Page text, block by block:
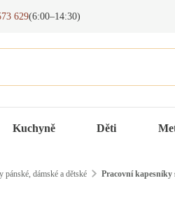
629(6:00–14:30)
Kuchyně Děti
pánské, dámské a dětské Pracovní kapesníky